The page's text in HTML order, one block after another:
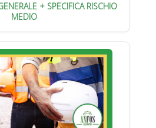
+ SPECIFICA RISCHIO
MEDIO